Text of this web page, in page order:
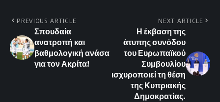
PREVIOUS ARTICLE
Σπουδαία
ανατροπή και
βαθμολογική ανάσα
για τον Ακρίτα!
NEXT ARTICLE
Η έκβαση της
άτυπης συνόδου
του Ευρωπαϊκού
Συμβουλίου
ισχυροποιεί τη θέση
της Κυπριακής
Δημοκρατίας.